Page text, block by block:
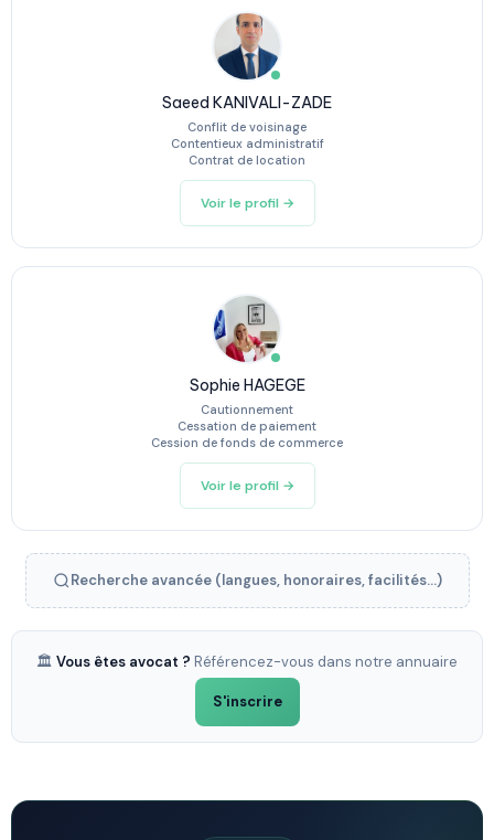
Saeed KANIVALI-ZADE
Conflit de voisinage
Contentieux administratif
Contrat de location
Voir le profil →
Sophie HAGEGE
Cautionnement
Cessation de paiement
Cession de fonds de commerce
Voir le profil →
Recherche avancée (langues, honoraires, facilités...)
🏛️ Vous êtes avocat ? Référencez-vous dans notre annuaire
S'inscrire